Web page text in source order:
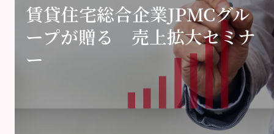
賃貸住宅総合企業JPMCグル
ープが贈る 売上拡大セミナ
ー